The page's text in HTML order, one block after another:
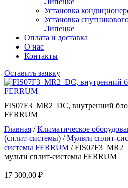
Установка
Установка
Липецке
Оплата и доставка
О нас
Контакты
Оставить заявку
FIS07F3_MR2_DC, внутренний
FERRUM
Главная /Климатическое
(сплит-системы) /Мульти сплит-
системы FERRUM /
мульти сплит-системы FERRUM
17 300,00 ₽